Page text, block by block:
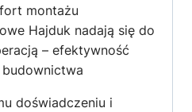
montażu
Hajduk nadają się do
– efektywność
doświadczeniu i